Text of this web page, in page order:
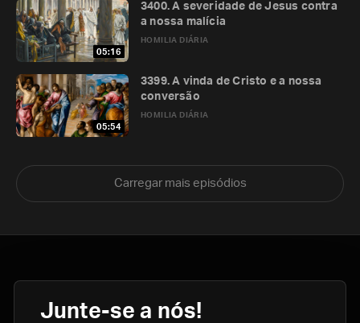
05:16
HOMILIA DIÁRIA
3400. A severidade de Jesus contra
a nossa malícia
05:54
HOMILIA DIÁRIA
3399. A vinda de Cristo e a nossa
conversão
Carregar mais episódios
Junte-se a nós!